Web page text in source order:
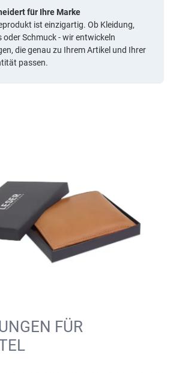
für Ihre Marke
ist einzigartig. Ob Kleidung,
oder Schmuck - wir entwickeln
die genau zu Ihrem Artikel und Ihrer
passen.
FÜR